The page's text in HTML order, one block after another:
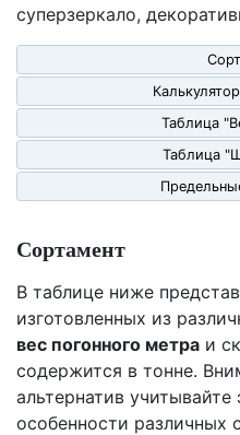
суперзеркало,
Таблица
Таблица
Сортамент
В таблице ниже
изготовленных из
вес погонного метра и
содержится в тонне.
альтернатив
особенности различных